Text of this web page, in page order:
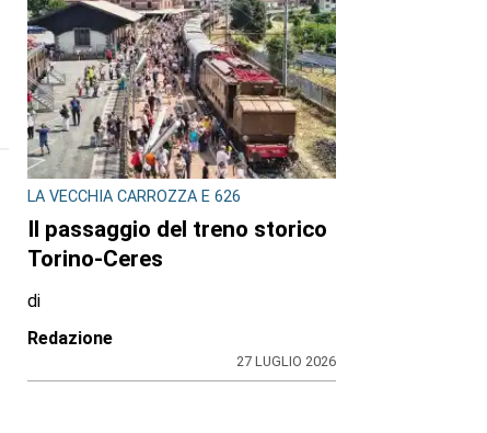
LA VECCHIA CARROZZA E 626
Il passaggio del treno storico
Torino-Ceres
di
Redazione
27 LUGLIO 2026